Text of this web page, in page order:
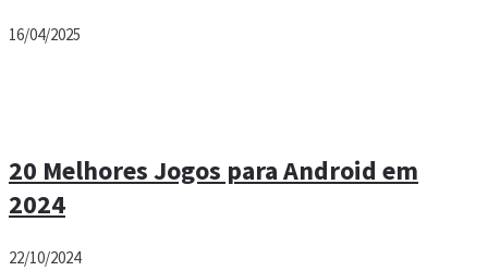
16/04/2025
20 Melhores Jogos para Android em
2024
22/10/2024